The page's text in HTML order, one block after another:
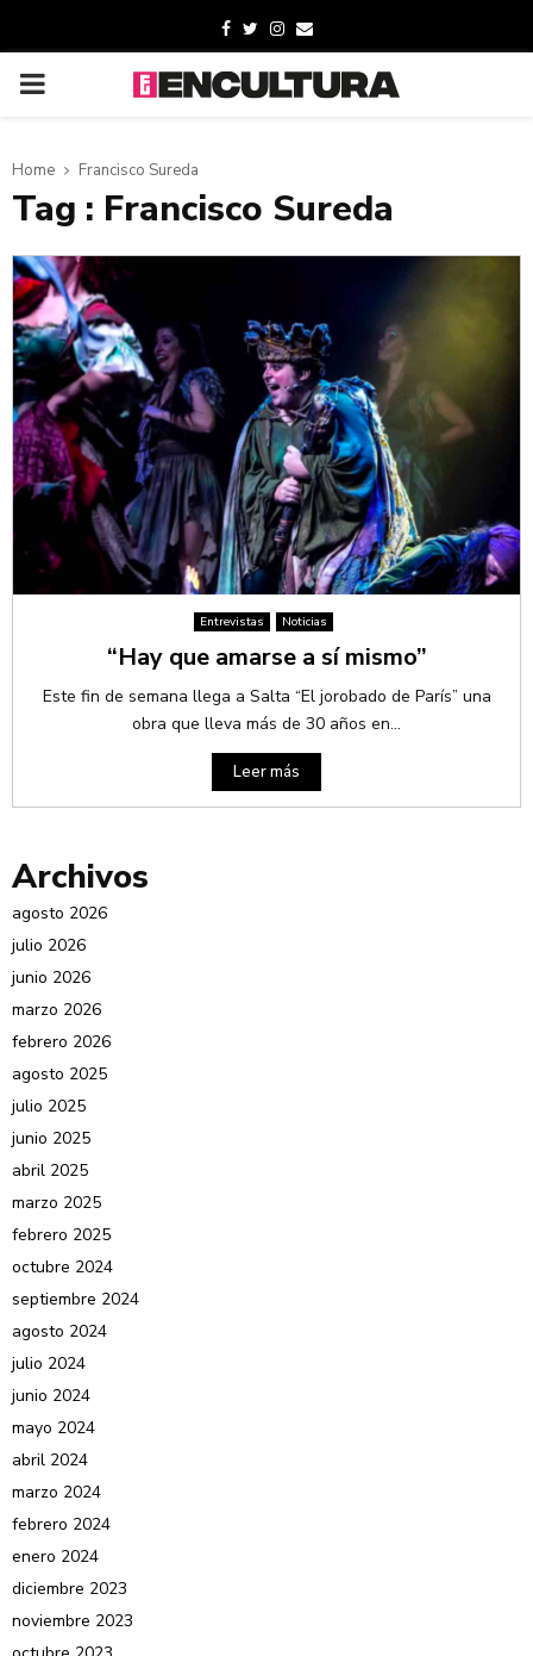
Home Francisco Sureda
Tag : Francisco Sureda
Entrevistas Noticias
“Hay que amarse a sí mismo”
Este fin de semana llega a Salta “El jorobado de París” una
obra que lleva más de 30 años en...
Leer más
Archivos
agosto 2026
julio 2026
junio 2026
marzo 2026
febrero 2026
agosto 2025
julio 2025
junio 2025
abril 2025
marzo 2025
febrero 2025
octubre 2024
septiembre 2024
agosto 2024
julio 2024
junio 2024
mayo 2024
abril 2024
marzo 2024
febrero 2024
enero 2024
diciembre 2023
noviembre 2023